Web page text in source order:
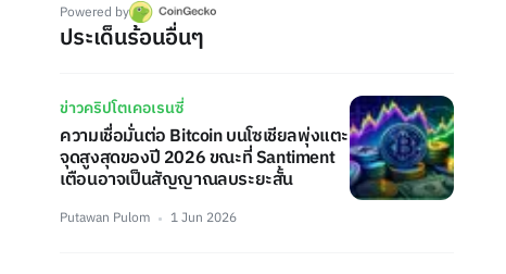
Powered by
ประเด็นร้อนอื่นๆ
ข่าวคริปโตเคอเรนซี่
ความเชื่อมั่นต่อ Bitcoin บนโซเชียลพุ่งแตะ
จุดสูงสุดของปี 2026 ขณะที่ Santiment
เตือนอาจเป็นสัญญาณลบระยะสั้น
Putawan Pulom 1 Jun 2026